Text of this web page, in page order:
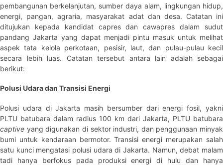
pembangunan berkelanjutan, sumber daya alam, lingkungan hidup,
energi, pangan, agraria, masyarakat adat dan desa. Catatan ini
ditujukan kepada kandidat capres dan cawapres dalam sudut
pandang Jakarta yang dapat menjadi pintu masuk untuk melihat
aspek tata kelola perkotaan, pesisir, laut, dan pulau-pulau kecil
secara lebih luas. Catatan tersebut antara lain adalah sebagai
berikut:
Polusi Udara dan Transisi Energi
Polusi udara di Jakarta masih bersumber dari energi fosil, yakni
PLTU batubara dalam radius 100 km dari Jakarta, PLTU batubara
captive yang digunakan di sektor industri, dan penggunaan minyak
bumi untuk kendaraan bermotor. Transisi energi merupakan salah
satu kunci mengatasi polusi udara di Jakarta. Namun, debat malam
tadi hanya berfokus pada produksi energi di hulu dan hanya